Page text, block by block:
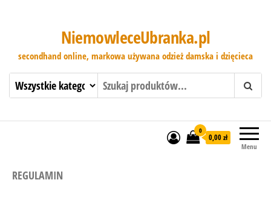
NiemowleceUbranka.pl
secondhand online, markowa używana odzież damska i dzięcieca
Menu
0
0,00 zł
REGULAMIN